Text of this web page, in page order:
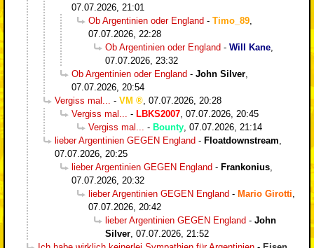
07.07.2026, 21:01
Ob Argentinien oder England - Timo_89
07.07.2026, 22:28
Ob Argentinien oder England - Will Kane
07.07.2026, 23:32
Ob Argentinien oder England - John Silver
07.07.2026, 20:54
Vergiss mal...
- VM
07.07.2026, 20:28
Vergiss mal...
- LBKS2007 07.07.2026, 20:45
Vergiss mal...
- Bounty 07.07.2026, 21:14
lieber Argentinien GEGEN England - Floatdownstream
07.07.2026, 20:25
lieber Argentinien GEGEN England - Frankonius
07.07.2026, 20:32
lieber Argentinien GEGEN England - Mario Girotti
07.07.2026, 20:42
lieber Argentinien GEGEN England - John
Silver 07.07.2026, 21:52